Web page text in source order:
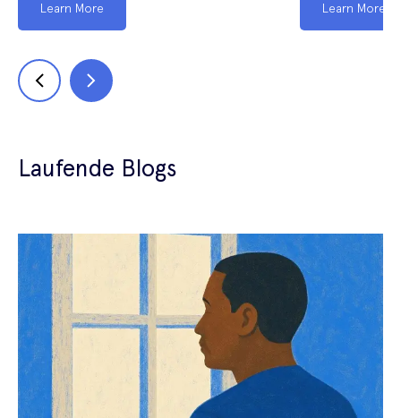
Learn More Learn More
Laufende Blogs